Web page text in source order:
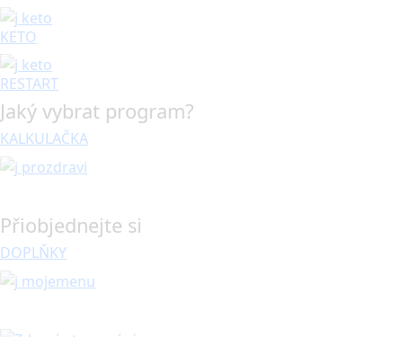
KETO
RESTART
Jaký vybrat program?
KALKULAČKA
Přiobjednejte si
DOPLŇKY